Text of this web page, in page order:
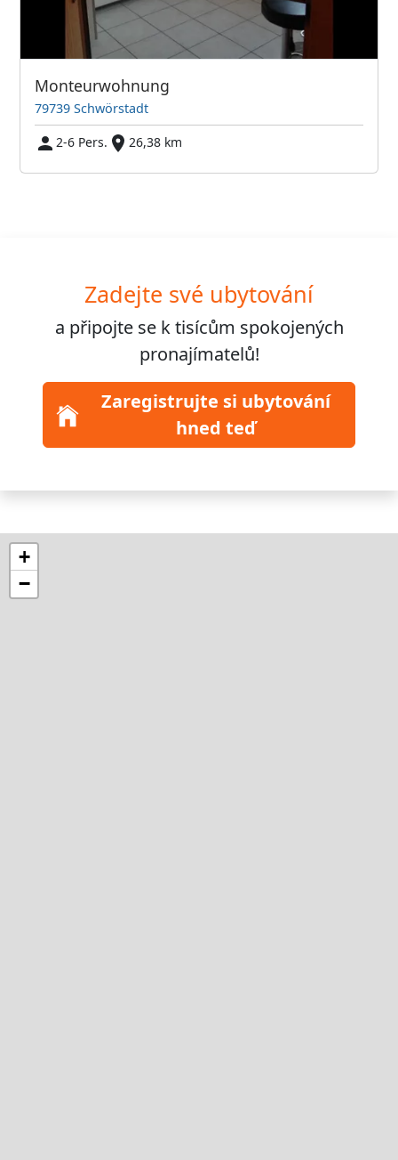
Monteurwohnung
79739 Schwörstadt
2-6 Pers.
26,38 km
Zadejte své ubytování
a připojte se ktisícům spokojených
pronajímatelů!
Zaregistrujte si ubytování
hned teď
+
−